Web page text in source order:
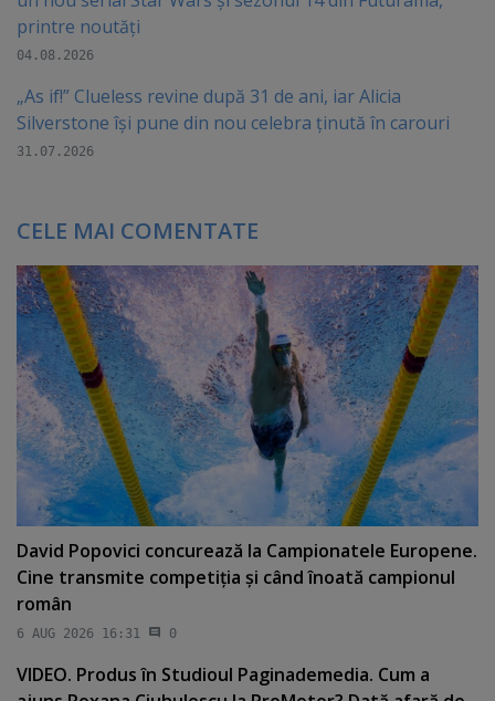
printre noutăți
04.08.2026
„As if!” Clueless revine după 31 de ani, iar Alicia
Silverstone își pune din nou celebra ținută în carouri
31.07.2026
CELE MAI COMENTATE
David Popovici concurează la Campionatele Europene.
Cine transmite competiţia şi când înoată campionul
român
6 AUG 2026 16:31 0
VIDEO. Produs în Studioul Paginademedia. Cum a